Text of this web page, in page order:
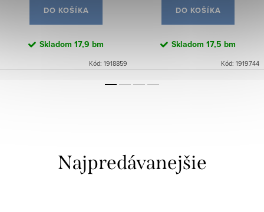
DO KOŠÍKA
Skladom 17,9 bm
Kód: 1918859
DO KOŠÍKA
Skladom 17,5 bm
Kód: 1919744
Najpredávanejšie